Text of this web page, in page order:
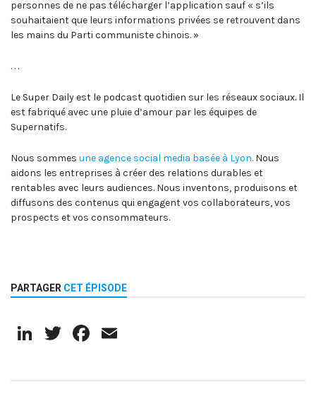
personnes de ne pas télécharger l’application sauf « s’ils
souhaitaient que leurs informations privées se retrouvent dans
les mains du Parti communiste chinois. »
. . .
Le Super Daily est le podcast quotidien sur les réseaux sociaux. Il
est fabriqué avec une pluie d’amour par les équipes de
Supernatifs.
Nous sommes une agence social media basée à Lyon. Nous
aidons les entreprises à créer des relations durables et
rentables avec leurs audiences. Nous inventons, produisons et
diffusons des contenus qui engagent vos collaborateurs, vos
prospects et vos consommateurs.
PARTAGER CET ÉPISODE
LinkedIn
TwitterFacebook